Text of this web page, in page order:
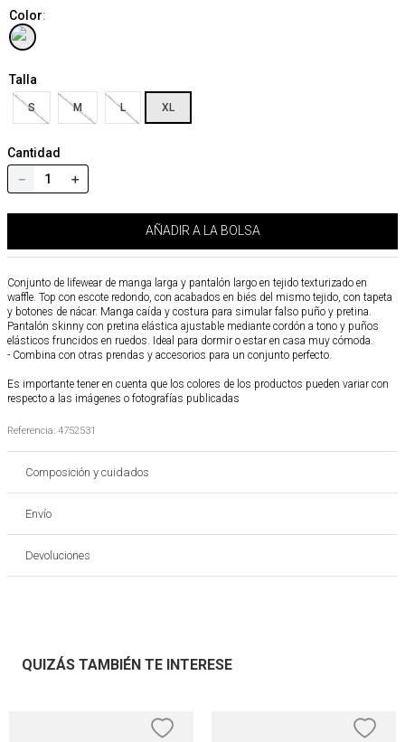
Color:
Talla
S M L XL
Cantidad
＋
－
AÑADIR A LA BOLSA
Conjunto de lifewear de manga larga y pantalón largo en tejido texturizado en
waffle. Top con escote redondo, con acabados en biés del mismo tejido, con tapeta
y botones de nácar. Manga caída y costura para simular falso puño y pretina.
Pantalón skinny con pretina elástica ajustable mediante cordón a tono y puños
elásticos fruncidos en ruedos. Ideal para dormir o estar en casa muy cómoda.
- Combina con otras prendas y accesorios para un conjunto perfecto.
Es importante tener en cuenta que los colores de los productos pueden variar con
respecto a las imágenes o fotografías publicadas
Referencia: 4752531
Composición y cuidados
Envío
Devoluciones
QUIZÁS TAMBIÉN TE INTERESE